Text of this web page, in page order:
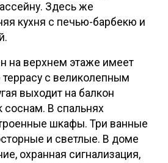
Здесь же
кухня с печью-барбекю и
на верхнем этаже имеет
с великолепным
выходит на балкон
соснам. В спальнях
шкафы. Три ванные
и светлые. В доме
охранная сигнализация,